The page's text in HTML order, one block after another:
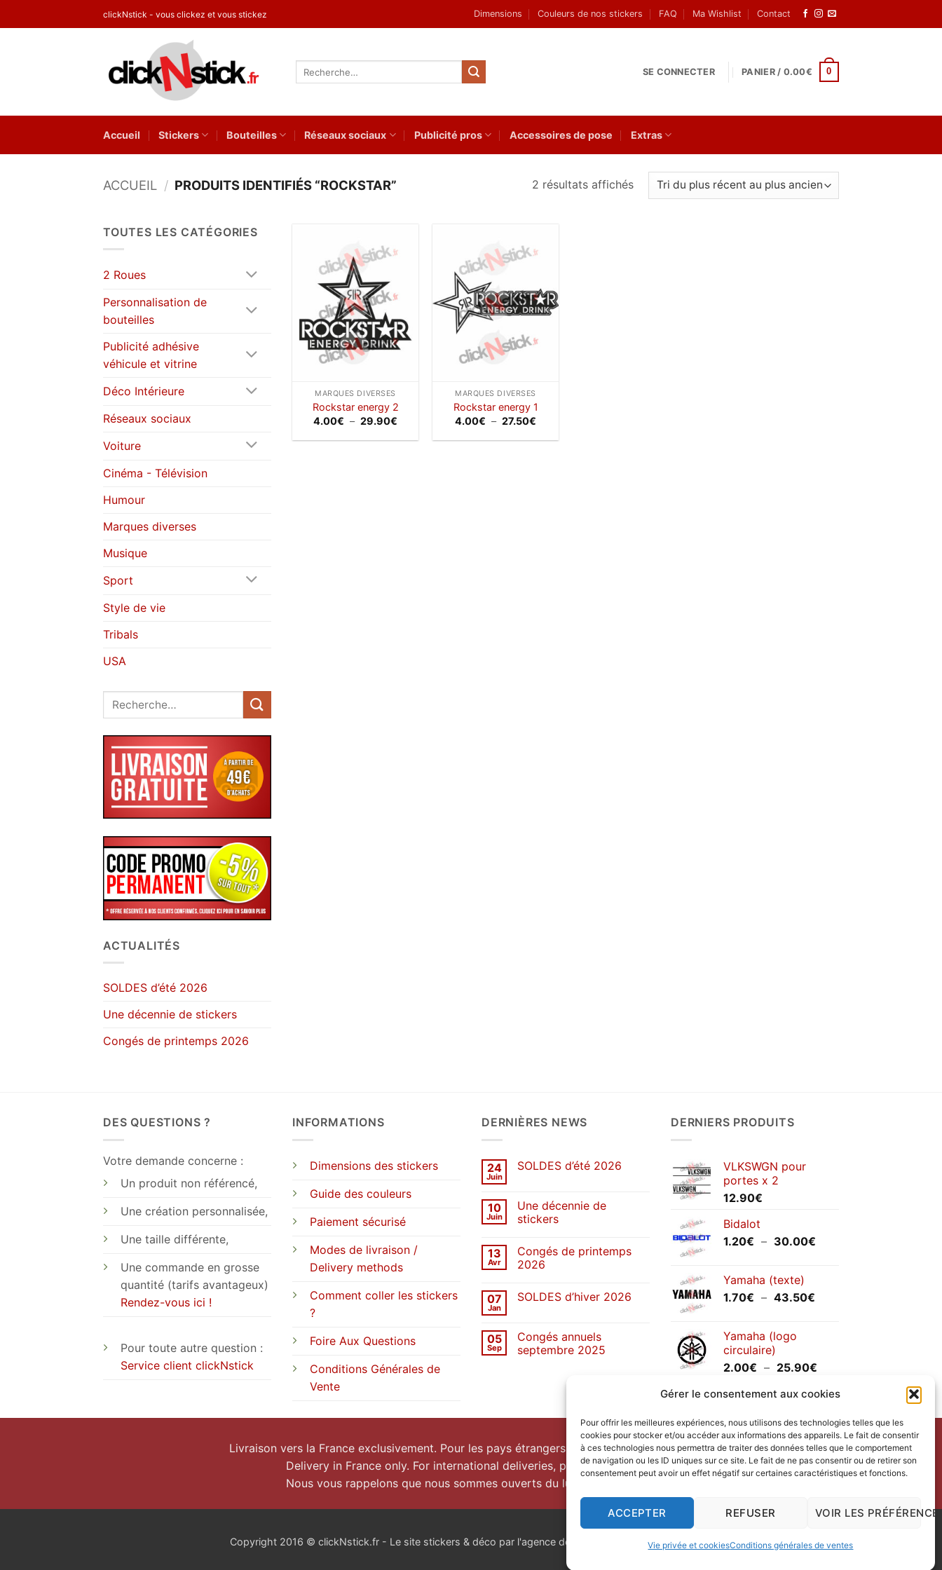
Gérer le consentement aux cookies
Pour offrir les meilleures expériences, nous utilisons des technologies telles que les
cookies pour stocker et/ou accéder aux informations des appareils. Le fait de consentir
à ces technologies nous permettra de traiter des données telles que le comportement
de navigation ou les ID uniques sur ce site. Le fait de ne pas consentir ou de retirer son
consentement peut avoir un effet négatif sur certaines caractéristiques et fonctions.
ACCEPTER REFUSER VOIR LES
Vie privée et cookiesConditions générales de ventes
au
clickNstick - vous clickez et vous stickez Dimensions Couleurs de nos stickers FAQ Ma Wishlist Contact
SE CONNECTER PANIER / 0.00€ 0
Accueil Stickers Bouteilles Réseaux sociaux Publicité pros Accessoires de pose Extras
ACCUEIL / PRODUITS IDENTIFIÉS “ROCKSTAR” 2 résultats affichésTrié
TOUTES LES CATÉGORIES
2 Roues
Personnalisation de
bouteilles
Publicité adhésive
véhicule et vitrine
Déco Intérieure
Réseaux sociaux
Voiture
Cinéma - Télévision
Humour
Marques diverses
Musique
Sport
Style de vie
Tribals
USA
Recherche
ACTUALITÉS
SOLDES d’été 2026
Une décennie de stickers
Congés de printemps 2026
wishlist
MARQUES DIVERSES
Rockstar energy 2
4.00€ – 29.90€
prix :
MARQUES DIVERSES
Rockstar energy 1
4.00€ – 27.50€
prix :
DES QUESTIONS ?
Votre demande concerne :
Un produit non référencé,
Une création personnalisée,
Une taille différente,
Une commande en grosse
quantité (tarifs avantageux)
Rendez-vous ici !
Pour toute autre question :
Service client clickNstick
INFORMATIONS
Dimensions des stickers
Guide des couleurs
Paiement sécurisé
Modes de livraison /
Delivery methods
Comment coller les stickers
?
Foire Aux Questions
Conditions Générales de
Vente
DERNIÈRES NEWS
24
Juin
SOLDES d’été 2026
SOLDES
d’été
2026
10
Juin
Une décennie de
stickers
sur
Une
décennie
13
Avr
Congés de printemps
2026
sur
2026
07
Jan
SOLDES d’hiver 2026
SOLDES
d’hiver
2026
05
Sep
Congés annuels
septembre 2025
2025
DERNIERS PRODUITS
VLKSWGN pour
portes x 2
12.90€
Bidalot
1.20€ – 30.00€
Yamaha (texte)
1.70€ – 43.50€
43.50€
Yamaha (logo
circulaire)
2.00€ – 25.90€
prix :
à
25.90€
Livraison vers la France exclusivement. Pour les pays étrangers, prenezcontactavec nous.
Delivery in France only. For international deliveries, pleasecontact us.
Nous vous rappelons que nous sommes ouverts du lundi au vendredi.
Copyright 2016 © clickNstick.fr - Le site stickers & déco par l'agence de publicité nk Design |